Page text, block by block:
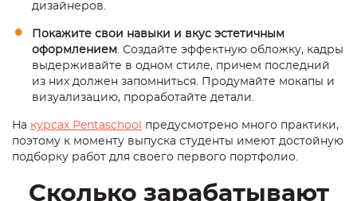
дизайнеров.
Покажите свои навыки и вкус эстетичным
оформлением. Создайте эффектную обложку, кадры
выдерживайте в одном стиле, причем последний
из них должен запомниться. Продумайте мокапы и
визуализацию, проработайте детали.
На курсах Pentaschool
предусмотрено много практики,
поэтому к моменту выпуска студенты имеют достойную
подборку работ для своего первого портфолио.
Сколько зарабатывают